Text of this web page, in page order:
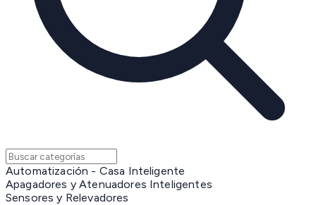
Automatización - Casa Inteligente
Apagadores y Atenuadores Inteligentes
Sensores y Relevadores